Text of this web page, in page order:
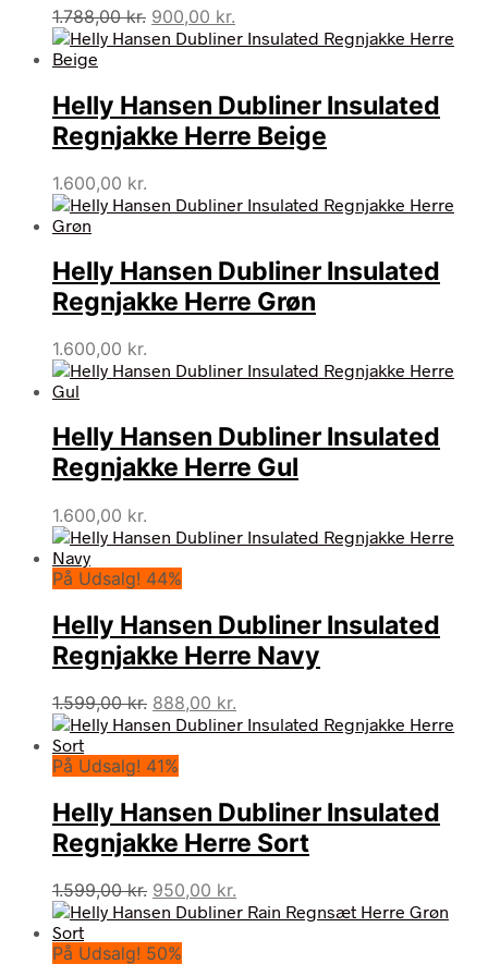
1.788,00kr. Den
oprindelige
1.788,00 kr..
900,00 kr.
aktuelle
900,00 kr..
Helly Hansen Dubliner Insulated
Regnjakke Herre Beige
1.600,00 kr.
Helly Hansen Dubliner Insulated
Regnjakke Herre Grøn
1.600,00 kr.
Helly Hansen Dubliner Insulated
Regnjakke Herre Gul
1.600,00 kr.
På Udsalg! 44%
Helly Hansen Dubliner Insulated
Regnjakke Herre Navy
1.599,00kr. Den
oprindelige
var:
888,00 kr.
aktuelle
På Udsalg! 41%
Helly Hansen Dubliner Insulated
Regnjakke Herre Sort
1.599,00kr. Den
oprindelige
var:
950,00 kr.
aktuelle
På Udsalg! 50%